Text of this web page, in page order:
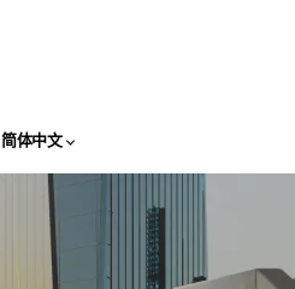
简体中文